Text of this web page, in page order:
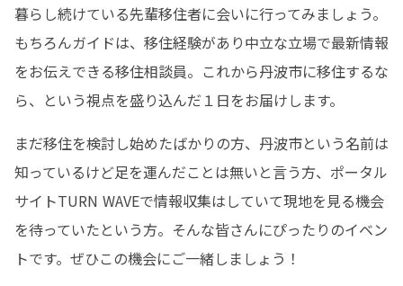
暮らし続けている先輩移住者に会いに行ってみましょう。
もちろんガイドは、移住経験があり中立な立場で最新情報
をお伝えできる移住相談員。これから丹波市に移住するな
ら、という視点を盛り込んだ１日をお届けします。
まだ移住を検討し始めたばかりの方、丹波市という名前は
知っているけど足を運んだことは無いと言う方、ポータル
サイトTURN WAVEで情報収集はしていて現地を見る機会
を待っていたという方。そんな皆さんにぴったりのイベン
トです。ぜひこの機会にご一緒しましょう！